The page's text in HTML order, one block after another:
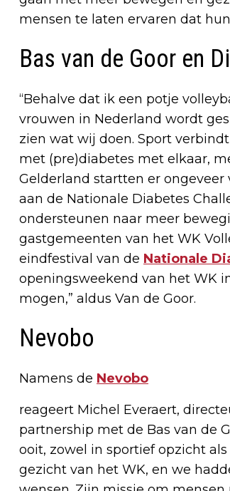
mensen te laten ervaren dat
Bas van de Goor en
“Behalve dat ik een potje
vrouwen in Nederland wordt
zien wat wij doen. Sport
met (pre)diabetes met elkaar,
Gelderland startten er
aan de Nationale Diabetes
ondersteunen naar meer
gastgemeenten van het WK
eindfestival van de Nationale
openingsweekend van het WK
mogen,” aldus Van de Goor.
Nevobo
Namens de Nevobo
reageert Michel Everaert,
partnership met de Bas van de
ooit, zowel in sportief opzicht
gezicht van het WK, en we